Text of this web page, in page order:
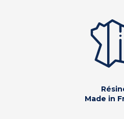
Made in